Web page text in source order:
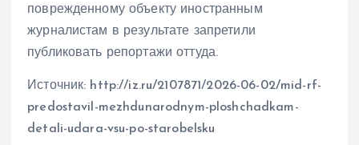
поврежденному объекту иностранным
журналистам в результате запретили
публиковать репортажи оттуда.
Источник: http://iz.ru/2107871/2026-06-02/mid-rf-
predostavil-mezhdunarodnym-ploshchadkam-
detali-udara-vsu-po-starobelsku